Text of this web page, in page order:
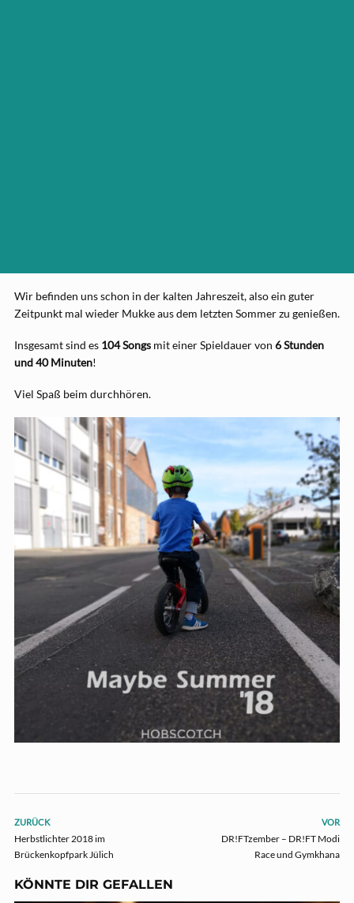
Wir befinden uns schon in der kalten Jahreszeit, also ein guter
Zeitpunkt mal wieder Mukke aus dem letzten Sommer zu genießen.
Insgesamt sind es 104 Songs mit einer Spieldauer von 6 Stunden
und 40 Minuten!
Viel Spaß beim durchhören.
ZURÜCK
Herbstlichter 2018 im
Brückenkopfpark Jülich
VOR
DR!FTzember – DR!FT Modi
Race und Gymkhana
KÖNNTE DIR GEFALLEN